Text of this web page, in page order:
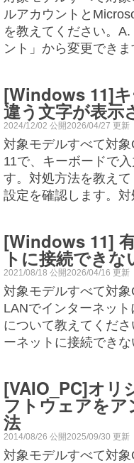
ルアカウントと
を教えてください。
ント」から変更でき
[Windows 11]
違う文字が表示
2024/12/02 公開2026/04/27 更新
対象モデルすべて対
11で、キーボードで
す。対処方法を教え
設定を確認します。
[Windows 11]
トに接続できな
2021/08/18 公開2026/04/16 更新
対象モデルすべて対
LANでインターネッ
について教えてくだ
ーネットに接続でき
[VAIO_PC]オリ
フトウェアを
法
2014/08/26 公開2025/09/30 更新
対象モデルすべて対